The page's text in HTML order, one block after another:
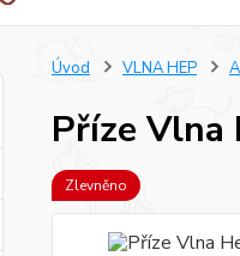
Úvod VLNA HEP
Příze Vlna
Zlevněno